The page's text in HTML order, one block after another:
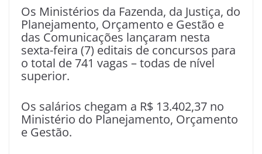
Os Ministérios da Fazenda, da Justiça, do
Planejamento, Orçamento e Gestão e
das Comunicações lançaram nesta
sexta-feira (7) editais de concursos para
o total de 741 vagas – todas de nível
superior.
Os salários chegam a R$ 13.402,37 no
Ministério do Planejamento, Orçamento
e Gestão.